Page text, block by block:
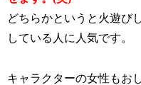
どちらかというと火遊び
している人に人気です。
キャラクターの女性もお